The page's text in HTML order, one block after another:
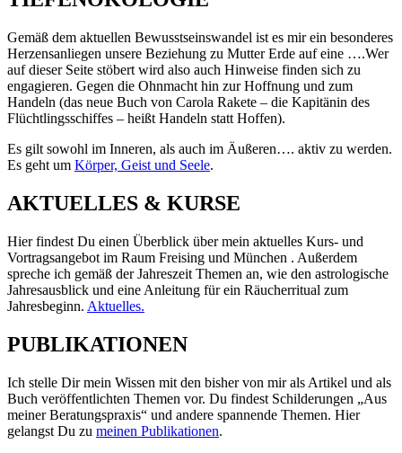
Gemäß dem aktuellen Bewusstseinswandel ist es mir ein besonderes
Herzensanliegen unsere Beziehung zu Mutter Erde auf eine ….Wer
auf dieser Seite stöbert wird also auch Hinweise finden sich zu
engagieren. Gegen die Ohnmacht hin zur Hoffnung und zum
Handeln (das neue Buch von Carola Rakete – die Kapitänin des
Flüchtlingsschiffes – heißt Handeln statt Hoffen).
Es gilt sowohl im Inneren, als auch im Äußeren…. aktiv zu werden.
Es geht um Körper, Geist und Seele.
AKTUELLES & KURSE
Hier findest Du einen Überblick über mein aktuelles Kurs- und
Vortragsangebot im Raum Freising und München . Außerdem
spreche ich gemäß der Jahreszeit Themen an, wie den astrologische
Jahresausblick und eine Anleitung für ein Räucherritual zum
Jahresbeginn. Aktuelles.
PUBLIKATIONEN
Ich stelle Dir mein Wissen mit den bisher von mir als Artikel und als
Buch veröffentlichten Themen vor. Du findest Schilderungen „Aus
meiner Beratungspraxis“ und andere spannende Themen. Hier
gelangst Du zu meinen Publikationen.